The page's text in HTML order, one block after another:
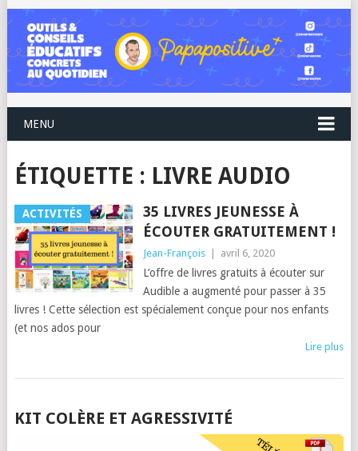
MENU
ÉTIQUETTE : LIVRE AUDIO
ACTIVITÉS
35 LIVRES JEUNESSE À
ÉCOUTER GRATUITEMENT !
Jean-François avril 6, 2020
L’offre de livres gratuits à écouter sur
Audible a augmenté pour passer à 35
livres ! Cette sélection est spécialement conçue pour nos enfants
(et nos ados pour
Lire plus
POSTS
KIT COLÈRE ET AGRESSIVITÉ